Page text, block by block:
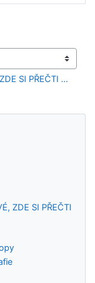
SI PŘEČTI ...
ZDE SI PŘEČTI